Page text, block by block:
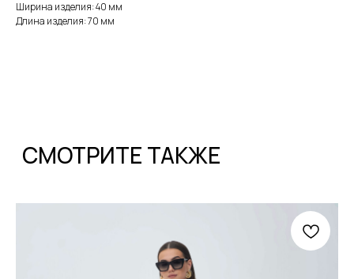
Ширина изделия: 40 мм
Длина изделия: 70 мм